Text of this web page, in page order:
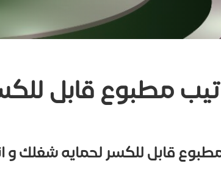
مطبوع قابل
قابل للكسر لحمايه شغلك و